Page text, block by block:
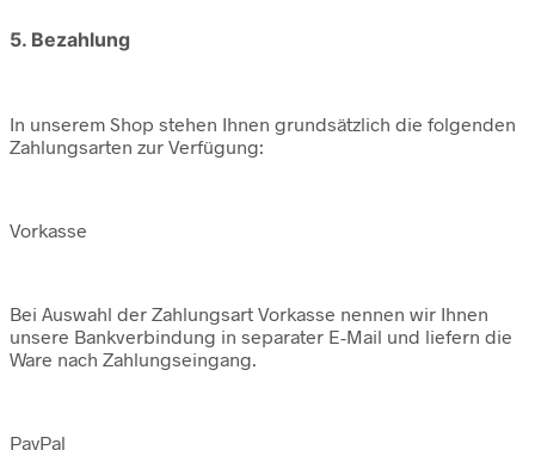
5. Bezahlung
In unserem Shop stehen Ihnen grundsätzlich die folgenden
Zahlungsarten zur Verfügung:
Vorkasse
Bei Auswahl der Zahlungsart Vorkasse nennen wir Ihnen
unsere Bankverbindung in separater E-Mail und liefern die
Ware nach Zahlungseingang.
PayPal